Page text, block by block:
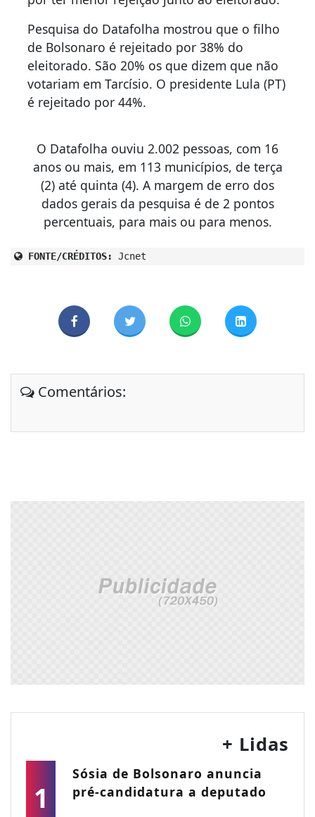
Pesquisa do Datafolha mostrou que o filho
de Bolsonaro é rejeitado por 38% do
eleitorado. São 20% os que dizem que não
votariam em Tarcísio. O presidente Lula (PT)
é rejeitado por 44%.
O Datafolha ouviu 2.002 pessoas, com 16
anos ou mais, em 113 municípios, de terça
(2) até quinta (4). A margem de erro dos
dados gerais da pesquisa é de 2 pontos
percentuais, para mais ou para menos.
FONTE/CRÉDITOS: Jcnet
Comentários:
+ Lidas
1
Sósia de Bolsonaro anuncia
pré-candidatura a deputado